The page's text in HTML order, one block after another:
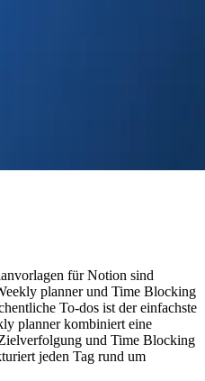
für Notion sind
planner und Time Blocking
To-dos ist der einfachste
planner kombiniert eine
und Time Blocking
jeden Tag rund um